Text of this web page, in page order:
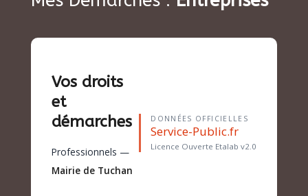
Vos droits
et
démarches
Professionnels —
Mairie de Tuchan
DONNÉES OFFICIELLES
Service-Public.fr
Licence Ouverte Etalab v2.0